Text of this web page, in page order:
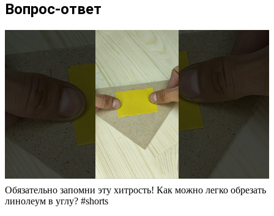
Вопрос-ответ
Обязательно запомни эту хитрость! Как можно легко обрезать
линолеум в углу? #shorts